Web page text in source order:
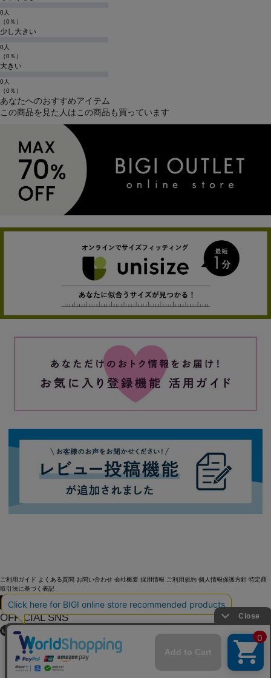
0人
（0％）
少し大きい
0人
（0％）
大きい
0人
（0％）
あなたへのおすすめアイテム
この商品を見た人はこの商品も買っています
ご利用ガイド よくある質問 お問い合わせ 会社概要 採用情報 ご利用規約 個人情報保護方針 特定商
取引法に基づく表記
OFFICIAL SNS
Copyright (C) BIGI. Co.,Ltd. All Rights Reserved.